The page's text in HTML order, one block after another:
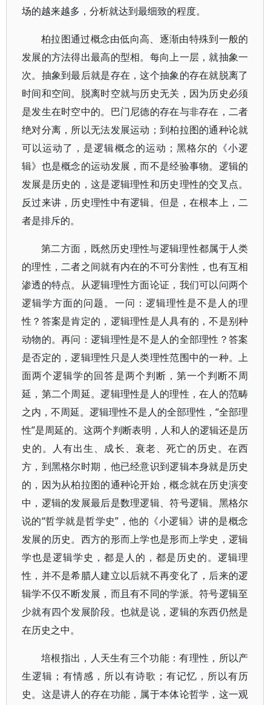
场的越来越多，分析就达到最细致的程度。
柏拉图通过概念由低向高、逐渐由特殊到一般的
发展的方法得出最高的型相。每向上一层，就抽象一
次。抽象到最后就是存在，这个抽象的存在就脱离了
时间和空间。脱离时空就与历史无关，因为历史必须
是发生在时空中的。巴门尼德的存在与非存在，二者
绝对分离，所以无法发展运动；到柏拉图的通种论就
可以运动了，是逻辑概念的运动；黑格尔的《小逻
辑》也是概念的运动发展，而不是经验事物。逻辑的
发展是历史的，这是逻辑理性和历史理性的交叉点。
反过来讲，历史理性中有逻辑。但是，在根本上，二
者是排斥的。
第二方面，既然历史理性与逻辑理性都属于人类
的理性，二者之间就有内在的不可分割性，也有互相
渗透的特点。从逻辑理性方面论证，我们可以问两个
逻辑学方面的问题。一问：逻辑理性是不是人的理
性？答案是肯定的，逻辑理性是人具有的，不是别种
动物的。再问：逻辑理性是不是人的全部理性？答案
是否定的，逻辑理性只是人类理性范围中的一种。上
面两个逻辑学的回答是两个判断，第一个判断不周
延，第二个周延。逻辑理性是人的理性，在人的范畴
之内，不周延。逻辑理性不是人的全部理性，“全部理
性”是周延的。这两个判断表明，人和人的逻辑还是历
史的。人有出生、成长、衰老、死亡的历史。在西
方，到黑格尔时期，他已经意识到逻辑本身就是历史
的，因为从柏拉图的通种论开始，概念就在历史演变
中，逻辑的发展最后是数理逻辑、符号逻辑。黑格尔
说的“哲学就是哲学史”，他的《小逻辑》讲的是概念
发展的历史。西方的形而上学也是形而上学史，逻辑
学也是逻辑学史，都是人的，都是历史的。逻辑理
性，并不是希腊人建立以后就不再变化了，后来的逻
辑学不仅不断发展，而且有不同的学派。符号逻辑至
少就有四个发展阶段。也就是说，逻辑的东西仍然是
在历史之中。
培根指出，人天生有三个功能：有理性，所以产
生逻辑；有情感，所以有诗歌；有记忆，所以有历
史。这是讲人的存在功能，属于本体论哲学，这一观